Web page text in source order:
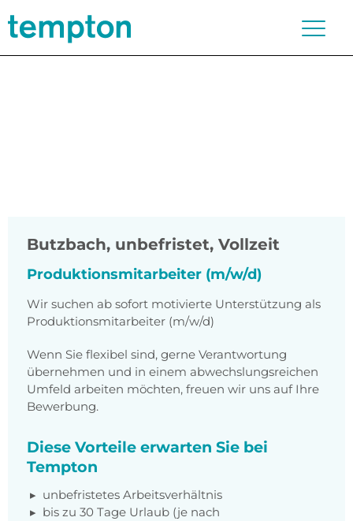
Butzbach, unbefristet, Vollzeit
Produktionsmitarbeiter (m/w/d)
Wir suchen ab sofort motivierte Unterstützung als
Produktionsmitarbeiter (m/w/d)
Wenn Sie flexibel sind, gerne Verantwortung
übernehmen und in einem abwechslungsreichen
Umfeld arbeiten möchten, freuen wir uns auf Ihre
Bewerbung.
Diese Vorteile erwarten Sie bei
Tempton
unbefristetes Arbeitsverhältnis
bis zu 30 Tage Urlaub (je nach